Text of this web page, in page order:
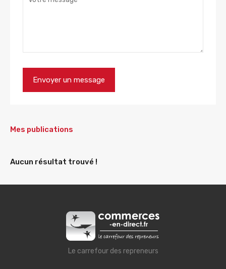
Mes publications
Aucun résultat trouvé !
Le carrefour des repreneurs